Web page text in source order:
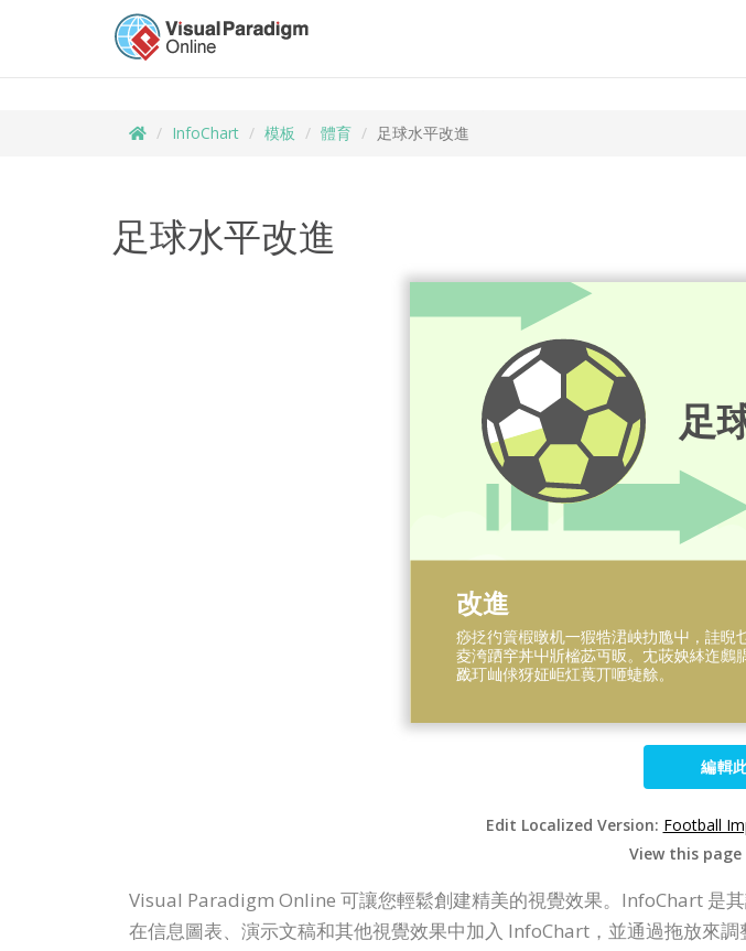
InfoChart 模板 體育 足球水平改進
足球水平改進
編輯
Edit Localized Version: Football
View this page
Visual Paradigm Online 可讓您輕鬆創建精美的視覺效果。InfoChart 是
在信息圖表、演示文稿和其他視覺效果中加入 InfoChart，並通過拖放來調